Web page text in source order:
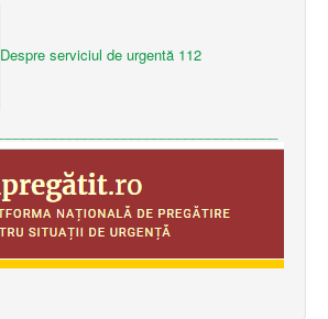
Despre serviciul de urgentă 112